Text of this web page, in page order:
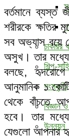
চাকরির
শিল্প-
সংস্কৃতি
বিজ্ঞান
উন্নয়ন
বর্তমানে ব্যস্ত
শরীরকে ক্ষতির
সব অভ্যাস বয়ে
অসুখ। তার মধ্যে
বলছে,
আনুমানিক ১
থেকে বাঁচতে
হবে। তার
যেগুলো আপনার